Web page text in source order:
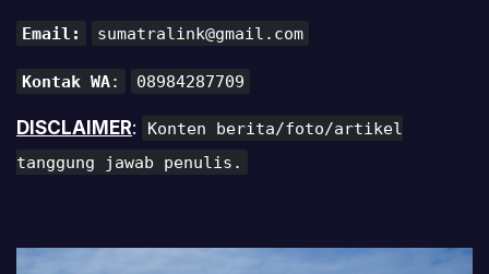
Email: sumatralink@gmail.com
Kontak WA: 08984287709
DISCLAIMER:
Konten berita/foto/artikel
tanggung jawab penulis.